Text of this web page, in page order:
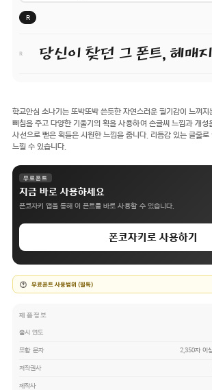
R
R
학교안심 소나기는 또박또박 쓴듯한 자연스러운 필기감이 느껴
삐침을 주고 다양한 기울기의 획을 사용하여 손글씨 느낌과 개성
사선으로 뻗은 획들은 시원한 느낌을 줍니다. 리듬감 있는 글줄
느낄 수 있습니다.
무료폰트
지금 바로 사용하세요
폰코자키 앱을 통해 이 폰트를 바로 사용할 수 있습니다.
폰코자키로 사용하기
무료폰트 사용범위 (필독)
제품정보
출시 연도
포함 문자 2,350자 이
저작권사
제작사